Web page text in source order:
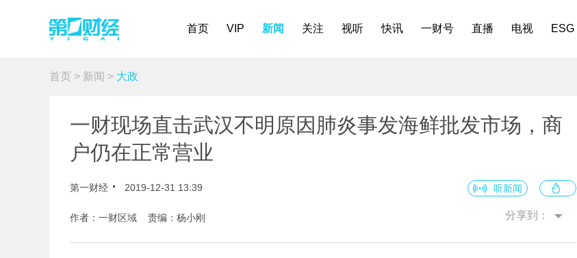
首页 VIP 新闻 关注 视听 快讯 一财号 直播 电视 ESG
首页 > 新闻 > 大政
一财现场直击武汉不明原因肺炎事发海鲜批发市场，商
户仍在正常营业
第一财经 2019-12-31 13:39 听新闻
作者：一财区域 责编：杨小刚 分享到：